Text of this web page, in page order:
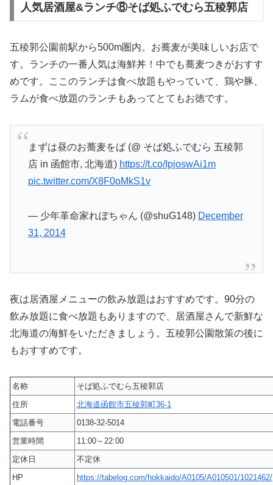
人気居酒屋&ランチ⑧そば処ふでむら五稜郭店
五稜郭公園前駅から500m圏内。お蕎麦が美味しいお店で
す。ランチの一番人気は海鮮丼！中でも蕎麦つきがおすす
めです。ここのランチは食べ放題もやっていて、鶏や豚、
ラムが食べ放題のランチもあってとてもお徳です。
まずは昼のお蕎麦をば (@ そば処ふでむら 五稜郭
店 in 函館市, 北海道) https://t.co/IpjoswAi1m
pic.twitter.com/X8F0oMkS1v
— 少年革命家れぼちゃん (@shuG148) December
31, 2014
夜は居酒屋メニューの飲み放題はおすすめです。90分の
飲み放題に食べ放題もありますので、居酒屋さんで新鮮な
北海道の海鮮をいただきましょう。五稜郭公園散策の後に
もおすすめです。
名称
そば処ふでむら五稜郭店
住所
北海道函館市五稜郭町36-1
電話番号
0138-32-5014
営業時間
11:00～22:00
定休日
不定休
HP
https://tabelog.com/hokkaido/A0105/A010501/1021462/